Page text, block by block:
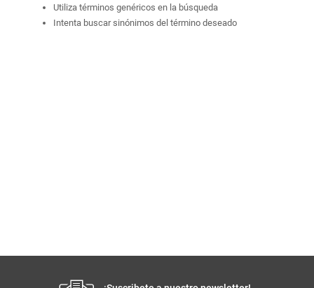
Utiliza términos genéricos en la búsqueda
Intenta buscar sinónimos del término deseado